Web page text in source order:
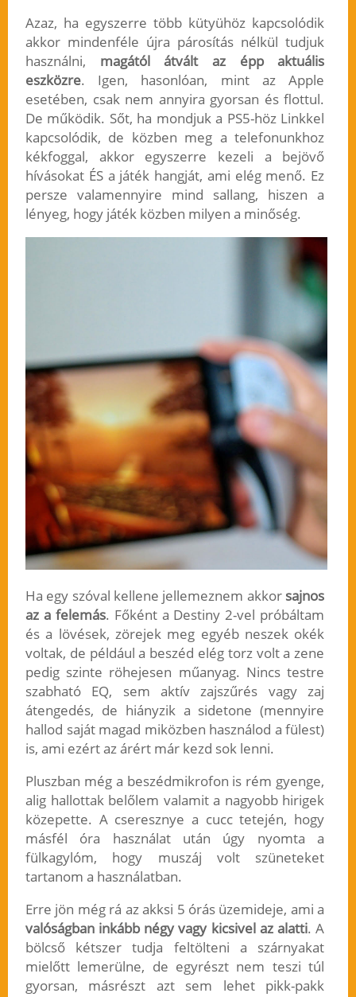
Azaz, ha egyszerre több kütyühöz kapcsolódik
akkor mindenféle újra párosítás nélkül tudjuk
használni, magától átvált az épp aktuális
eszközre. Igen, hasonlóan, mint az Apple
esetében, csak nem annyira gyorsan és flottul.
De működik. Sőt, ha mondjuk a PS5-höz Linkkel
kapcsolódik, de közben meg a telefonunkhoz
kékfoggal, akkor egyszerre kezeli a bejövő
hívásokat ÉS a játék hangját, ami elég menő. Ez
persze valamennyire mind sallang, hiszen a
lényeg, hogy játék közben milyen a minőség.
Ha egy szóval kellene jellemeznem akkor sajnos
az a felemás. Főként a Destiny 2-vel próbáltam
és a lövések, zörejek meg egyéb neszek okék
voltak, de például a beszéd elég torz volt a zene
pedig szinte röhejesen műanyag. Nincs testre
szabható EQ, sem aktív zajszűrés vagy zaj
átengedés, de hiányzik a sidetone (mennyire
hallod saját magad miközben használod a fülest)
is, ami ezért az árért már kezd sok lenni.
Pluszban még a beszédmikrofon is rém gyenge,
alig hallottak belőlem valamit a nagyobb hirigek
közepette. A cseresznye a cucc tetején, hogy
másfél óra használat után úgy nyomta a
fülkagylóm, hogy muszáj volt szüneteket
tartanom a használatban.
Erre jön még rá az akksi 5 órás üzemideje, ami a
valóságban inkább négy vagy kicsivel az alatti. A
bölcső kétszer tudja feltölteni a szárnyakat
mielőtt lemerülne, de egyrészt nem teszi túl
gyorsan, másrészt azt sem lehet pikk-pakk